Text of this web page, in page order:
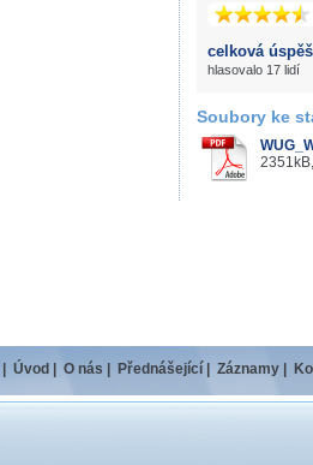
celková
hlasovalo 17 lidí
Soubory ke
Úvod O nás Přednášející Záznamy